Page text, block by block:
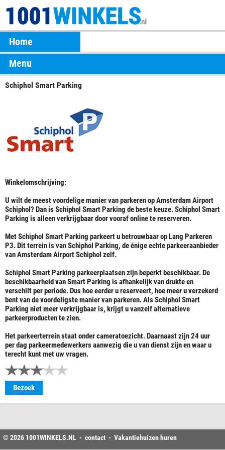
Home
Menu
Schiphol Smart Parking
Winkelomschrijving:
U wilt de meest voordelige manier van parkeren op Amsterdam Airport
Schiphol? Dan is Schiphol Smart Parking de beste keuze. Schiphol Smart
Parking is alleen verkrijgbaar door vooraf online te reserveren.
Met Schiphol Smart Parking parkeert u betrouwbaar op Lang Parkeren
P3. Dit terrein is van Schiphol Parking, de énige echte parkeeraanbieder
van Amsterdam Airport Schiphol zelf.
Schiphol Smart Parking parkeerplaatsen zijn beperkt beschikbaar. De
beschikbaarheid van Smart Parking is afhankelijk van drukte en
verschilt per periode. Dus hoe eerder u reserveert, hoe meer u verzekerd
bent van de voordeligste manier van parkeren. Als Schiphol Smart
Parking niet meer verkrijgbaar is, krijgt u vanzelf alternatieve
parkeerproducten te zien.
Het parkeerterrein staat onder cameratoezicht. Daarnaast zijn 24 uur
per dag parkeermedewerkers aanwezig die u van dienst zijn en waar u
terecht kunt met uw vragen.
Bezoek
© 2026 1001WINKELS.NL - contact - Vakantiehuizen huren